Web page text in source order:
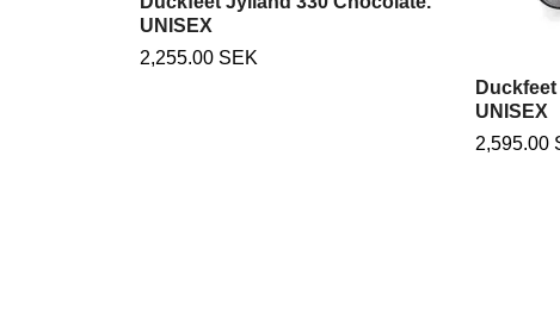
UNISEX
2,255.00 SEK
UNISEX
2,595.00